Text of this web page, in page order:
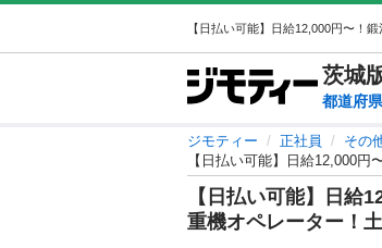
茨城
都道府
ジモティー 正社員 その
【日払い可能】日給12,000
【日払い可能】日給
重機オペレーター！